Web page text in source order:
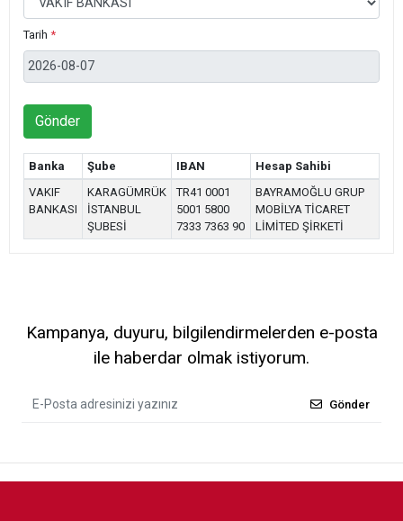
Tarih *
Gönder
Banka Şube IBAN
Hesap Sahibi
VAKIF
BANKASI
KARAGÜMRÜK
İSTANBUL
ŞUBESİ
TR41 0001
5001 5800
7333 7363 90
BAYRAMOĞLU GRUP
MOBİLYA TİCARET
LİMİTED ŞİRKETİ
Kampanya, duyuru, bilgilendirmelerden e-posta
ile haberdar olmak istiyorum.
Gönder